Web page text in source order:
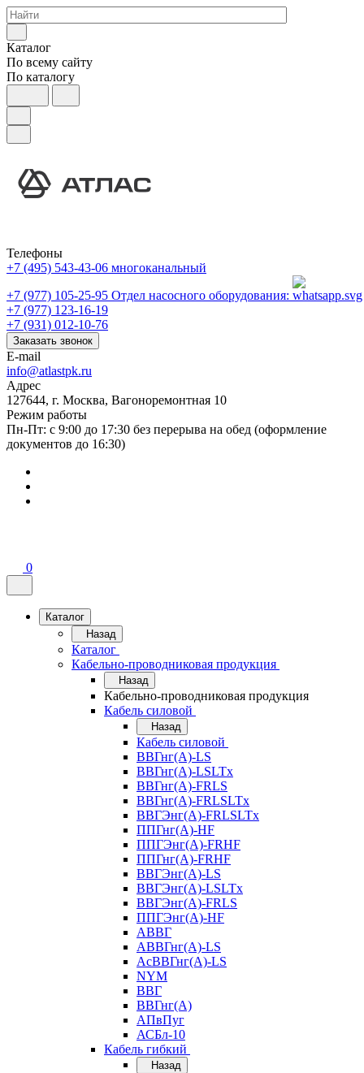
Каталог
По всему сайту
По каталогу
Телефоны
+7 (495) 543-43-06 многоканальный
+7 (977) 105-25-95 Отдел насосного оборудования:
+7 (977) 123-16-19
+7 (931) 012-10-76
Заказать звонок
E-mail
info@atlastpk.ru
Адрес
127644, г. Москва, Вагоноремонтная 10
Режим работы
Пн-Пт: с 9:00 до 17:30 без перерыва на обед (оформление
документов до 16:30)
0
Каталог
Назад
Каталог
Кабельно-проводниковая продукция
Назад
Кабельно-проводниковая продукция
Кабель силовой
Назад
Кабель силовой
ВВГнг(А)-LS
ВВГнг(А)-LSLTx
ВВГнг(А)-FRLS
ВВГнг(А)-FRLSLTx
ВВГЭнг(А)-FRLSLTx
ППГнг(А)-HF
ППГЭнг(А)-FRHF
ППГнг(А)-FRHF
ВВГЭнг(А)-LS
ВВГЭнг(А)-LSLTx
ВВГЭнг(А)-FRLS
ППГЭнг(А)-HF
АВВГ
АВВГнг(А)-LS
АсВВГнг(А)-LS
NYM
ВВГ
ВВГнг(А)
АПвПуг
АСБл-10
Кабель гибкий
Назад